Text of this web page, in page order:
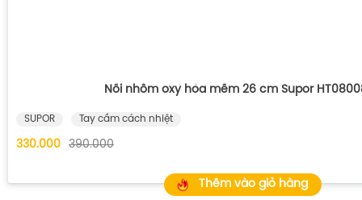
Nồi nhôm oxy hóa mềm 26 cm Supor
SUPOR Tay cầm cách nhiệt
330.000 390.000
Thêm vào giỏ hàng